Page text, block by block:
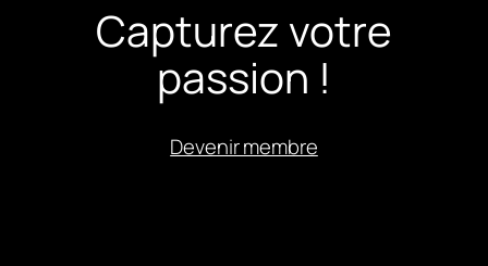
Capturez votre
passion !
Devenir membre